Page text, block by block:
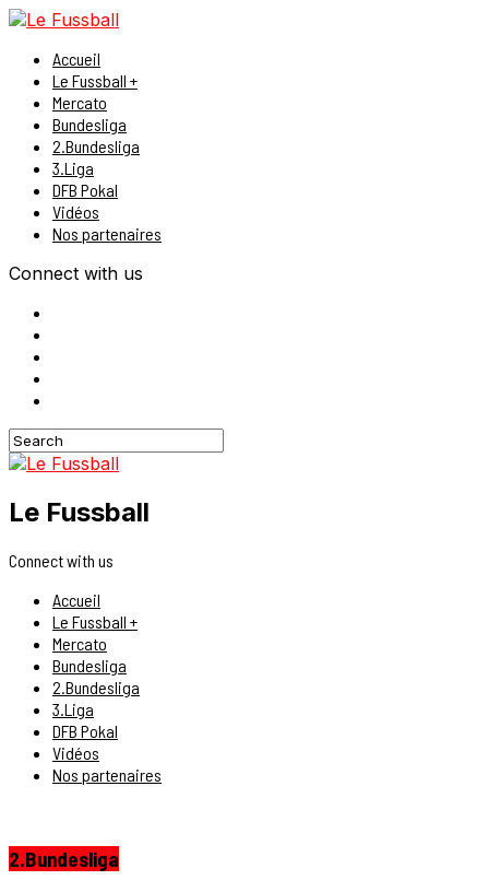
Accueil
Le Fussball +
Mercato
Bundesliga
2.Bundesliga
3.Liga
DFB Pokal
Vidéos
Nos partenaires
Connect with us
Le Fussball
Connect with us
Accueil
Le Fussball +
Mercato
Bundesliga
2.Bundesliga
3.Liga
DFB Pokal
Vidéos
Nos partenaires
2.Bundesliga